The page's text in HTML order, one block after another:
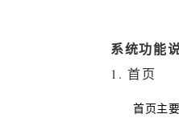
系统功能
1. 首页
首页主